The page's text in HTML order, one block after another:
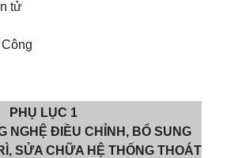
tử
PHỤ LỤC 1
NGHỆ ĐIỀU CHỈNH, BỔ SUNG
SỬA CHỮA HỆ THỐNG THOÁT